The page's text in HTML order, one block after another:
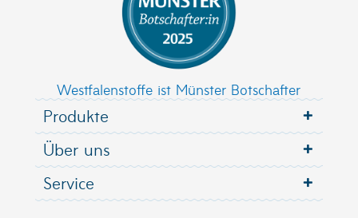
Westfalenstoffe ist Münster Botschafter
Produkte
Über uns
Service